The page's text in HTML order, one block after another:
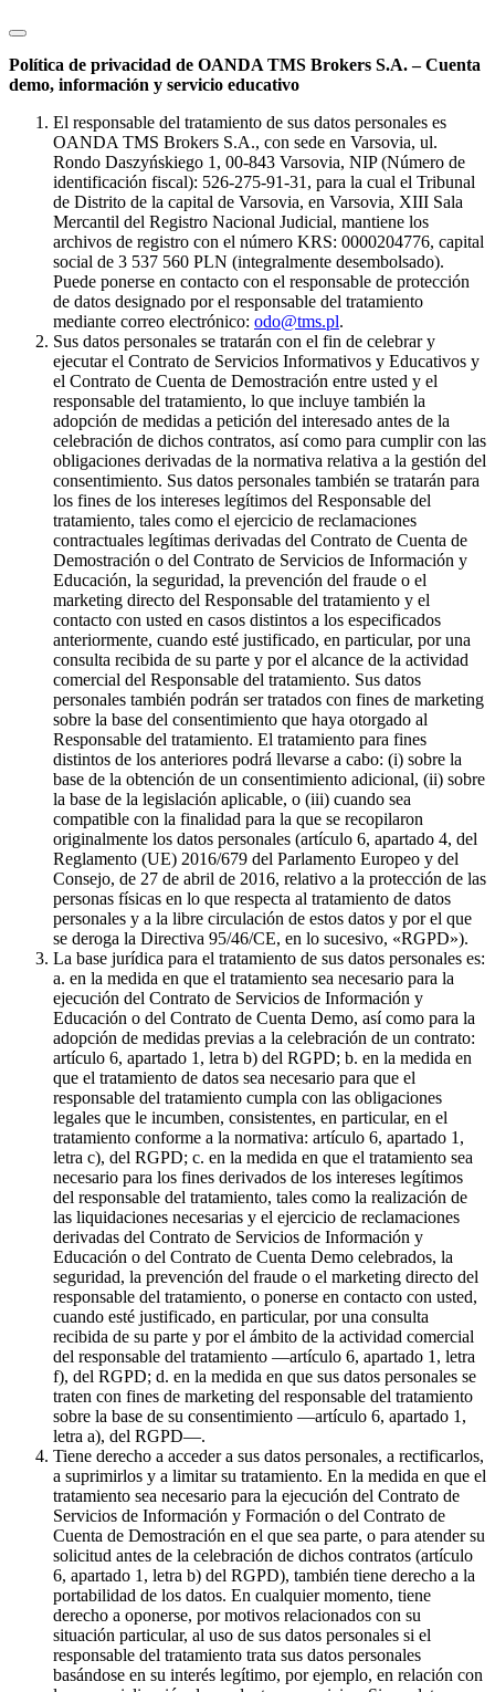
Política de privacidad de OANDA TMS Brokers S.A. – Cuenta
demo, información y servicio educativo
El responsable del tratamiento de sus datos personales es
OANDA TMS Brokers S.A., con sede en Varsovia, ul.
Rondo Daszyńskiego 1, 00-843 Varsovia, NIP (Número de
identificación fiscal): 526-275-91-31, para la cual el Tribunal
de Distrito de la capital de Varsovia, en Varsovia, XIII Sala
Mercantil del Registro Nacional Judicial, mantiene los
archivos de registro con el número KRS: 0000204776, capital
social de 3 537 560 PLN (integralmente desembolsado).
Puede ponerse en contacto con el responsable de protección
de datos designado por el responsable del tratamiento
mediante correo electrónico: odo@tms.pl.
Sus datos personales se tratarán con el fin de celebrar y
ejecutar el Contrato de Servicios Informativos y Educativos y
el Contrato de Cuenta de Demostración entre usted y el
responsable del tratamiento, lo que incluye también la
adopción de medidas a petición del interesado antes de la
celebración de dichos contratos, así como para cumplir con las
obligaciones derivadas de la normativa relativa a la gestión del
consentimiento. Sus datos personales también se tratarán para
los fines de los intereses legítimos del Responsable del
tratamiento, tales como el ejercicio de reclamaciones
contractuales legítimas derivadas del Contrato de Cuenta de
Demostración o del Contrato de Servicios de Información y
Educación, la seguridad, la prevención del fraude o el
marketing directo del Responsable del tratamiento y el
contacto con usted en casos distintos a los especificados
anteriormente, cuando esté justificado, en particular, por una
consulta recibida de su parte y por el alcance de la actividad
comercial del Responsable del tratamiento. Sus datos
personales también podrán ser tratados con fines de marketing
sobre la base del consentimiento que haya otorgado al
Responsable del tratamiento. El tratamiento para fines
distintos de los anteriores podrá llevarse a cabo: (i) sobre la
base de la obtención de un consentimiento adicional, (ii) sobre
la base de la legislación aplicable, o (iii) cuando sea
compatible con la finalidad para la que se recopilaron
originalmente los datos personales (artículo 6, apartado 4, del
Reglamento (UE) 2016/679 del Parlamento Europeo y del
Consejo, de 27 de abril de 2016, relativo a la protección de las
personas físicas en lo que respecta al tratamiento de datos
personales y a la libre circulación de estos datos y por el que
se deroga la Directiva 95/46/CE, en lo sucesivo, «RGPD»).
La base jurídica para el tratamiento de sus datos personales es:
a. en la medida en que el tratamiento sea necesario para la
ejecución del Contrato de Servicios de Información y
Educación o del Contrato de Cuenta Demo, así como para la
adopción de medidas previas a la celebración de un contrato:
artículo 6, apartado 1, letra b) del RGPD; b. en la medida en
que el tratamiento de datos sea necesario para que el
responsable del tratamiento cumpla con las obligaciones
legales que le incumben, consistentes, en particular, en el
tratamiento conforme a la normativa: artículo 6, apartado 1,
letra c), del RGPD; c. en la medida en que el tratamiento sea
necesario para los fines derivados de los intereses legítimos
del responsable del tratamiento, tales como la realización de
las liquidaciones necesarias y el ejercicio de reclamaciones
derivadas del Contrato de Servicios de Información y
Educación o del Contrato de Cuenta Demo celebrados, la
seguridad, la prevención del fraude o el marketing directo del
responsable del tratamiento, o ponerse en contacto con usted,
cuando esté justificado, en particular, por una consulta
recibida de su parte y por el ámbito de la actividad comercial
del responsable del tratamiento —artículo 6, apartado 1, letra
f), del RGPD; d. en la medida en que sus datos personales se
traten con fines de marketing del responsable del tratamiento
sobre la base de su consentimiento —artículo 6, apartado 1,
letra a), del RGPD—.
Tiene derecho a acceder a sus datos personales, a rectificarlos,
a suprimirlos y a limitar su tratamiento. En la medida en que el
tratamiento sea necesario para la ejecución del Contrato de
Servicios de Información y Formación o del Contrato de
Cuenta de Demostración en el que sea parte, o para atender su
solicitud antes de la celebración de dichos contratos (artículo
6, apartado 1, letra b) del RGPD), también tiene derecho a la
portabilidad de los datos. En cualquier momento, tiene
derecho a oponerse, por motivos relacionados con su
situación particular, al uso de sus datos personales si el
responsable del tratamiento trata sus datos personales
basándose en su interés legítimo, por ejemplo, en relación con